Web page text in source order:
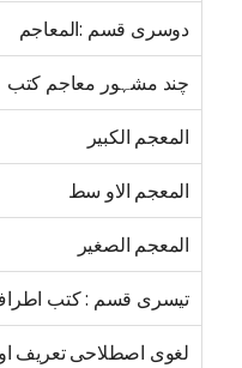
دوسری قسم :المعاجم
چند مشہور معاجم کتب
المعجم الکبیر
المعجم الاو سط
المعجم الصغیر
تیسری قسم : کتب
لغوی اصطلاحی تعریف